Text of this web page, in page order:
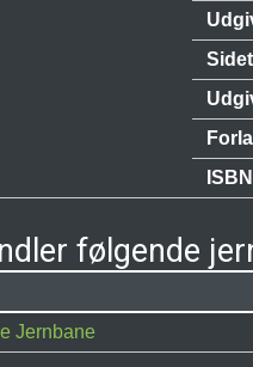
ISBN
følgende
Jernbane